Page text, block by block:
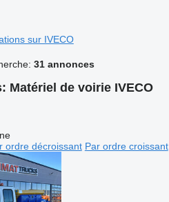
sur IVECO
31 annonces
Matériel de voirie IVECO
ordre décroissant Par ordre croissant